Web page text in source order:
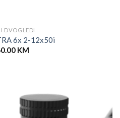
I DVOGLEDI
6x 2-12x50i
KM